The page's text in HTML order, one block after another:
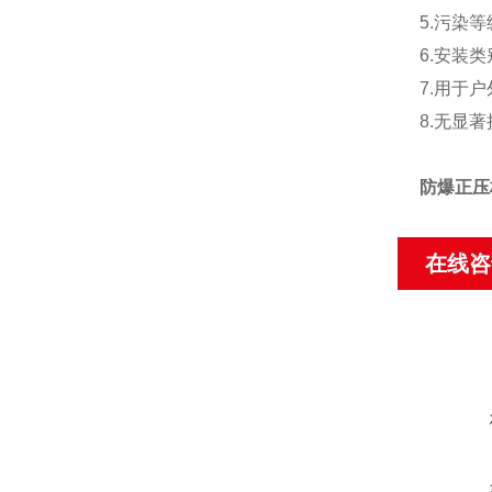
5.污染等
6.安装类
7.用于户
8.无显著
防爆正
在线